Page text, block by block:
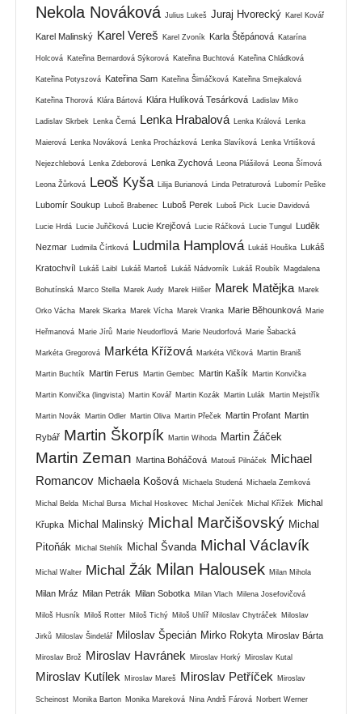
Nekola Nováková Julius Lukeš Juraj Hvorecký Karel Kovář
Karel Malinský Karel Vereš Karel Zvoník Karla Štěpánová Katarína
Holcová Kateřina Bernardová Sýkorová Kateřina Buchtová Kateřina Chládková
Kateřina Potyszová Kateřina Sam Kateřina Šimáčková Kateřina Smejkalová
Kateřina Thorová Klára Bártová Klára Hulíková Tesárková Ladislav Miko
Ladislav Skrbek Lenka Černá Lenka Hrabalová Lenka Králová Lenka
Maierová Lenka Nováková Lenka Procházková Lenka Slavíková Lenka Vrtišková
Nejezchlebová Lenka Zdeborová Lenka Zychová Leona Plášilová Leona Šímová
Leona Žůrková Leoš Kyša Lilija Burianová Linda Petraturová Lubomír Peške
Lubomír Soukup Luboš Brabenec Luboš Perek Luboš Pick Lucie Davidová
Lucie Hrdá Lucie Juřičková Lucie Krejčová Lucie Ráčková Lucie Tungul Luděk
Nezmar Ludmila Čírtková Ludmila Hamplová Lukáš Houška Lukáš
Kratochvíl Lukáš Laibl Lukáš Martoš Lukáš Nádvorník Lukáš Roubík Magdalena
Bohutínská Marco Stella Marek Audy Marek Hilšer Marek Matějka Marek
Orko Vácha Marek Skarka Marek Vícha Marek Vranka Marie Běhounková Marie
Heřmanová Marie Jírů Marie Neudorflová Marie Neudorfová Marie Šabacká
Markéta Gregorová Markéta Křížová Markéta Vlčková Martin Braniš
Martin Buchtík Martin Ferus Martin Gembec Martin Kašík Martin Konvička
Martin Konvička (lingvista) Martin Kovář Martin Kozák Martin Lulák Martin Mejstřík
Martin Novák Martin Odler Martin Oliva Martin Přeček Martin Profant Martin
Rybář Martin Škorpík Martin Wihoda Martin Žáček
Martin Zeman Martina Boháčová Matouš Pilnáček
Michael
Romancov Michaela Košová Michaela Studená Michaela Zemková
Michal Belda Michal Bursa Michal Hoskovec Michal Jeníček Michal Křížek Michal
Křupka Michal Malinský Michal Marčišovský Michal
Pitoňák Michal Stehlík Michal Švanda Michal Václavík
Michal Walter Michal Žák Milan Halousek Milan Mihola
Milan Mráz Milan Petrák Milan Sobotka Milan Vlach Milena Josefovičová
Miloš Husník Miloš Rotter Miloš Tichý Miloš Uhlíř Miloslav Chytráček Miloslav
Jirků Miloslav Šindelář Miloslav Špecián Mirko Rokyta Miroslav Bárta
Miroslav Brož Miroslav Havránek Miroslav Horký Miroslav Kutal
Miroslav Kutílek Miroslav Mareš Miroslav Petříček Miroslav
Scheinost Monika Barton Monika Mareková Nina Andrš Fárová Norbert Werner